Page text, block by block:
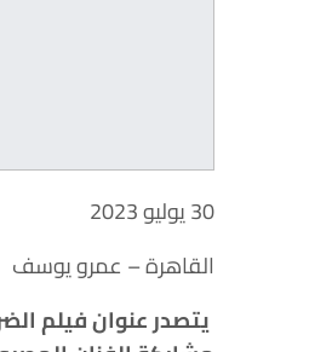
30 يوليو 2023
القاهرة – عمرو يوسف